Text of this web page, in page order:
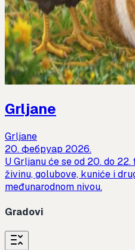
Grljane
Grljane
20. фебруар 2026.
U Grljanu će se od 20. do
živinu, golubove, kuniće i
međunarodnom nivou.
Gradovi